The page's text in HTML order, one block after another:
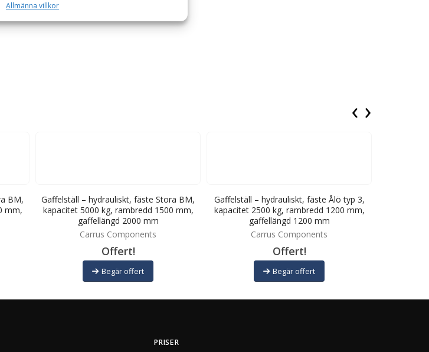
Allmänna villkor
BM,
mm,
Gaffelställ – hydrauliskt, fäste Stora BM,
kapacitet 5000 kg, rambredd 1500 mm,
gaffellängd 2000 mm
Carrus Components
Offert!
Begär offert
Gaffelställ – hydrauliskt, fäste Ålö typ 3,
kapacitet 2500 kg, rambredd 1200 mm,
gaffellängd 1200 mm
Carrus Components
Offert!
Begär offert
‹ ›
PRISER